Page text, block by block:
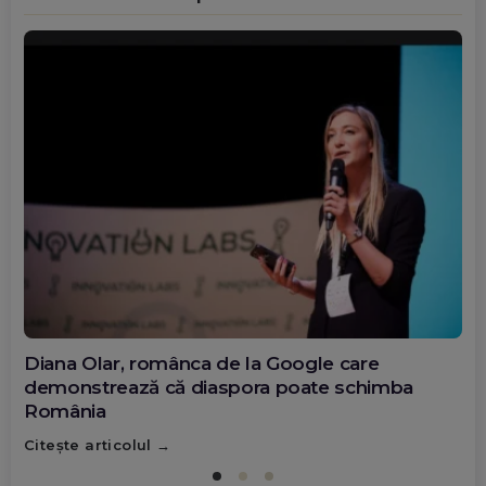
Diana Olar, românca de la Google care
demonstrează că diaspora poate schimba
România
Citește articolul